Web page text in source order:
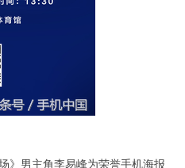
》男主角李易峰为荣誉手机海报